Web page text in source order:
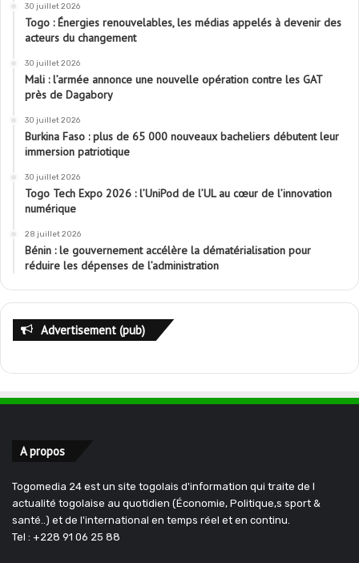
30 juillet 2026
Togo : Énergies renouvelables, les médias appelés à devenir des
acteurs du changement
30 juillet 2026
Mali : l’armée annonce une nouvelle opération contre les GAT
près de Dagabory
30 juillet 2026
Burkina Faso : plus de 65 000 nouveaux bacheliers débutent leur
immersion patriotique
30 juillet 2026
Togo Tech Expo 2026 : l’UniPod de l’UL au cœur de l’innovation
numérique
28 juillet 2026
Bénin : le gouvernement accélère la dématérialisation pour
réduire les dépenses de l’administration
Advertisement (pub)
A propos
Togomedia 24 est un site togolais d'information qui traite de l
actualité togolaise au quotidien (Économie, Politique,s sport &
santé..) et de l'international en temps réel et en continu.
Tel : +228 91 06 25 88